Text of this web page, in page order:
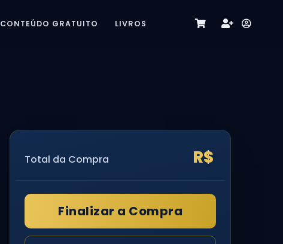
CONTEÚDO GRATUITO LIVROS
Total da Compra R$
Finalizar a Compra